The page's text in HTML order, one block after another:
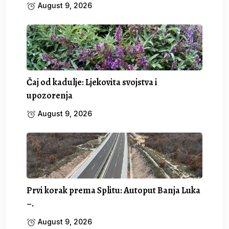
August 9, 2026
Čaj od kadulje: Ljekovita svojstva i
upozorenja
August 9, 2026
Prvi korak prema Splitu: Autoput Banja Luka
–.
August 9, 2026